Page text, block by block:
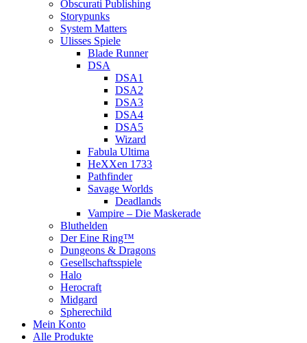
Obscurati Publishing
Storypunks
System Matters
Ulisses Spiele
Blade Runner
DSA
DSA1
DSA2
DSA3
DSA4
DSA5
Wizard
Fabula Ultima
HeXXen 1733
Pathfinder
Savage Worlds
Deadlands
Vampire – Die Maskerade
Bluthelden
Der Eine Ring™
Dungeons & Dragons
Gesellschaftsspiele
Halo
Herocraft
Midgard
Spherechild
Mein Konto
Alle Produkte